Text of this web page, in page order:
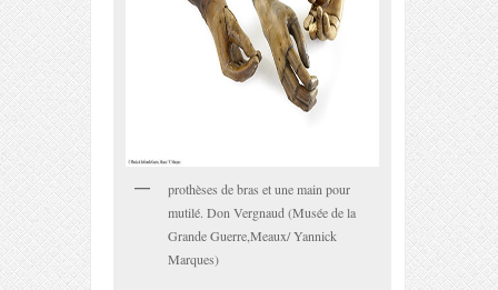
prothèses de bras et une main pour
mutilé. Don Vergnaud (Musée de la
Grande Guerre,Meaux/ Yannick
Marques)